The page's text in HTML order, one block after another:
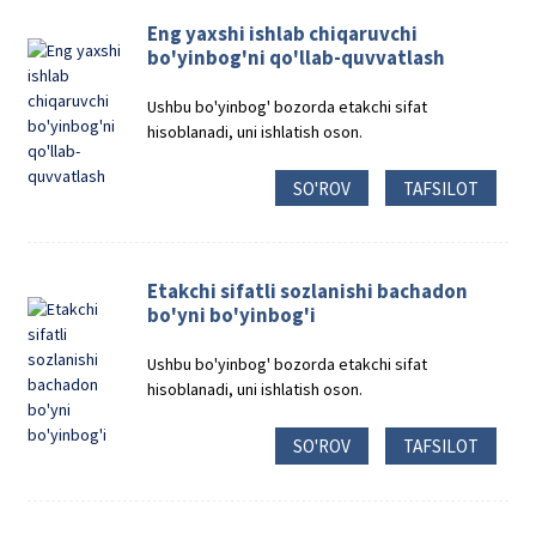
Eng yaxshi ishlab chiqaruvchi
bo'yinbog'ni qo'llab-quvvatlash
Ushbu bo'yinbog' bozorda etakchi sifat
hisoblanadi, uni ishlatish oson.
SO'ROV TAFSILOT
Etakchi sifatli sozlanishi bachadon
bo'yni bo'yinbog'i
Ushbu bo'yinbog' bozorda etakchi sifat
hisoblanadi, uni ishlatish oson.
SO'ROV TAFSILOT